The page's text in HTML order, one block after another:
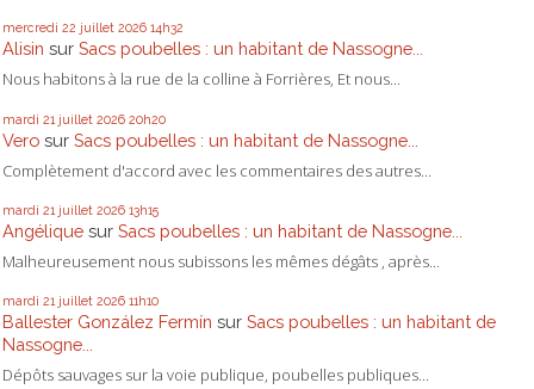
mercredi 22 juillet 2026 14h32
Alisin sur Sacs poubelles : un habitant de Nassogne...
Nous habitons à la rue de la colline à Forrières, Et nous...
mardi 21 juillet 2026 20h20
Vero sur Sacs poubelles : un habitant de Nassogne...
Complètement d'accord avec les commentaires des autres...
mardi 21 juillet 2026 13h15
Angélique sur Sacs poubelles : un habitant de Nassogne...
Malheureusement nous subissons les mêmes dégâts , après...
mardi 21 juillet 2026 11h10
Ballester González Fermín sur Sacs poubelles : un habitant de
Nassogne...
Dépôts sauvages sur la voie publique, poubelles publiques...